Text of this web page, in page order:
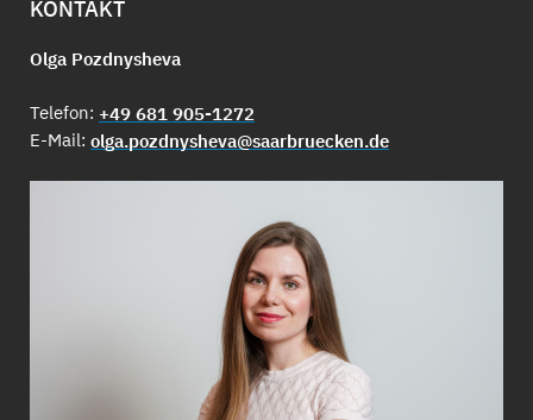
KONTAKT
Olga Pozdnysheva
Telefon: +49 681 905-1272
E-Mail: olga.pozdnysheva@saarbruecken.de